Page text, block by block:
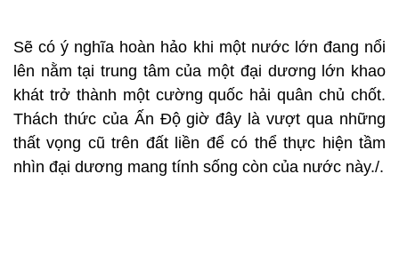
Sẽ có ý nghĩa hoàn hảo khi một nước lớn đang nổi
lên nằm tại trung tâm của một đại dương lớn khao
khát trở thành một cường quốc hải quân chủ chốt.
Thách thức của Ấn Độ giờ đây là vượt qua những
thất vọng cũ trên đất liền để có thể thực hiện tầm
nhìn đại dương mang tính sống còn của nước này./.